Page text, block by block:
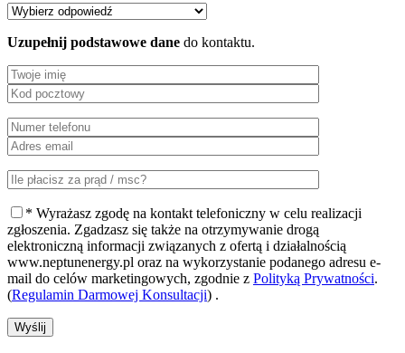
Uzupełnij podstawowe dane do kontaktu.
* Wyrażasz zgodę na kontakt telefoniczny w celu realizacji
zgłoszenia. Zgadzasz się także na otrzymywanie drogą
elektroniczną informacji związanych z ofertą i działalnością
www.neptunenergy.pl oraz na wykorzystanie podanego adresu e-
mail do celów marketingowych, zgodnie z Polityką Prywatności.
(Regulamin Darmowej Konsultacji) .
Wyślij